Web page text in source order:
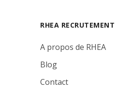
RHEA RECRUTEMENT
A propos de RHEA
Blog
Contact